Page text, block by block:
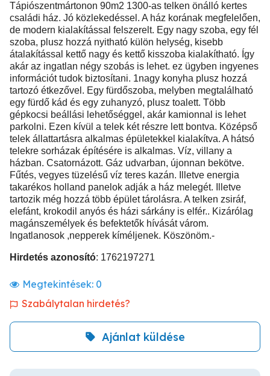
Tápiószentmártonon 90m2 1300-as telken önálló kertes
családi ház. Jó közlekedéssel. A ház korának megfelelően,
de modern kialakítással felszerelt. Egy nagy szoba, egy fél
szoba, plusz hozzá nyitható külön helység, kisebb
átalakítással kettő nagy és kettő kisszoba kialakítható. Így
akár az ingatlan négy szobás is lehet. ez ügyben ingyenes
információt tudok biztosítani. 1nagy konyha plusz hozzá
tartozó étkezővel. Egy fürdőszoba, melyben megtalálható
egy fürdő kád és egy zuhanyzó, plusz toalett. Több
gépkocsi beállási lehetőséggel, akár kamionnal is lehet
parkolni. Ezen kívül a telek két részre lett bontva. Középső
telek állattartásra alkalmas épületekkel kialakítva. A hátsó
telekre sorházak építésére is alkalmas. Víz, villany a
házban. Csatornázott. Gáz udvarban, újonnan bekötve.
Fűtés, vegyes tüzelésű víz teres kazán. Illetve energia
takarékos holland panelok adják a ház melegét. Illetve
tartozik még hozzá több épület tárolásra. A telken zsiráf,
elefánt, krokodil anyós és házi sárkány is elfér.. Kizárólag
magánszemélyek és befektetők hívását várom.
Ingatlanosok ,nepperek kíméljenek. Köszönöm.-
Hirdetés azonosító: 1762197271
Megtekintések: 0
Szabálytalan hirdetés?
Ajánlat küldése